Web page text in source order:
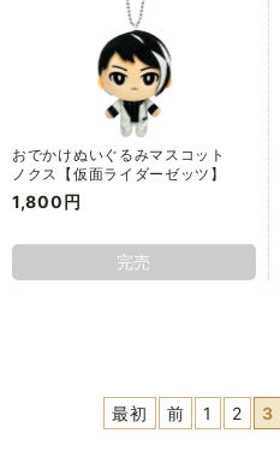
おでかけぬいぐるみマスコット
ノクス【仮面ライダーゼッツ】
1,800円
完売
最初 前 1 2 3